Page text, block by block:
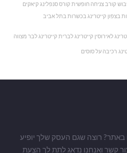
קורב צניחה חופשית קורס סנפלינג קיאקים
בצפון קייטרינג בכשרות בתל אביב
לאירוסין קייטרינג לברית קייטרינג לבר מצווה
רכיבה על סוסים
רוצה שגם העסק שלך יופיע
קשר ואנחנו נדאג לתת לך הצעת